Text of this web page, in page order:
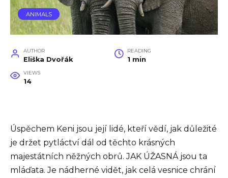
ANIMALS
AUTHOR
Eliška Dvořák
READING
1 min
VIEWS
14
Úspěchem Keni jsou její lidé, kteří vědí, jak důležité
je držet pytláctví dál od těchto krásných
majestátních něžných obrů. JAK ÚŽASNÁ jsou ta
mláďata. Je nádherné vidět, jak celá vesnice chrání